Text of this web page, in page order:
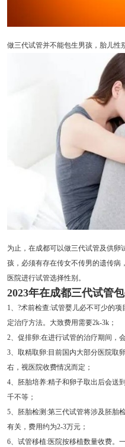
做三代试管并不能包生男孩，胎儿性
为止，在成都可以做三代试管及供卵
孩，必须有存在传女不传男的遗传病
医院进行试管选择性别。
2023年在成都三代试管
1、?术前检查:试管婴儿必不可少的
定治疗方法。大致费用需要2k-3k；
2、促排卵:在进行试管的治疗期间，
3、取精取卵:目前国内大部分医院取
右，视医院收费情况而定；
4、胚胎培养:精子和卵子取出后会送
千不等；
5、胚胎检测:第三代试管将涉及胚胎
有关，费用约为2-3万元；
6、试管移植:医院按移植数量收费。